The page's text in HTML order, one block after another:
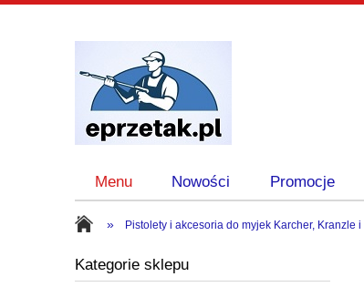
Menu Nowości Promocje
» Pistolety i akcesoria do myjek Karcher, Kranzle i
Kategorie sklepu